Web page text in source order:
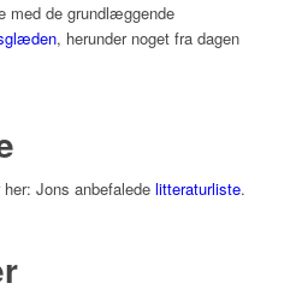
med de grundlæggende
, herunder noget fra dagen
Jons anbefalede litteraturliste.